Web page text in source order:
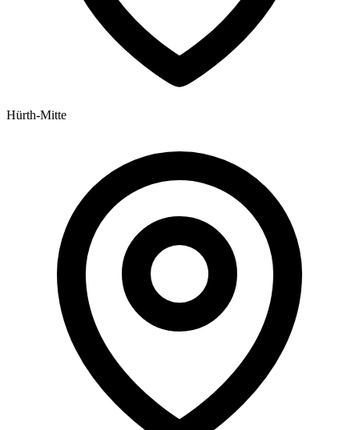
Hürth-Mitte